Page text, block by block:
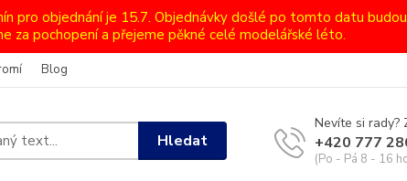
pro objednání je 15.7. Objednávky došlé po tomto datu
za pochopení a přejeme pěkné celé modelářské léto.
Blog
Hledat
Nevíte si rady?
+420 777
(Po - Pá 8 - 16